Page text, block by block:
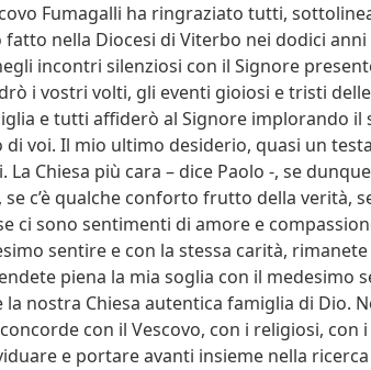
Fumagalli ha ringraziato tutti,
nella Diocesi di Viterbo nei dodici anni
incontri silenziosi con il Signore
i vostri volti, gli eventi gioiosi e tristi
e tutti affiderò al Signore implorando il
di voi. Il mio ultimo desiderio, quasi un
Chiesa più cara – dice Paolo -, se dunque
c’è qualche conforto frutto della verità,
ci sono sentimenti di amore e
sentire e con la stessa carità,
piena la mia soglia con il medesimo
nostra Chiesa autentica famiglia di Dio.
con il Vescovo, con i religiosi, con
e portare avanti insieme nella